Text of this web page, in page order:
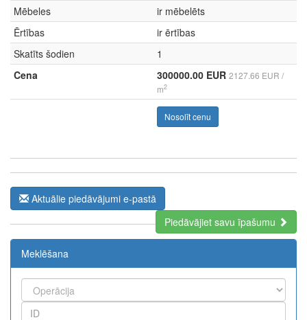
Mēbeles
ir mēbelēts
Ērtības
ir ērtības
Skatīts šodien
1
Cena
300000.00 EUR 2127.66 EUR /
m2
Nosolīt cenu
Aktuālie piedāvājumi e-pastā
Piedāvājiet savu īpašumu
The Future of Trading Platforms
The exchange industry is rapidly advancing.Moonois a perfect
representative of the new era: minimal fees of only 0.03%,
lightning-fast swaps, and cross-chain asset movement. Full
functionality in a single app.
Meklēšana